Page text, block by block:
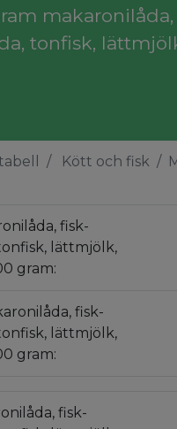
tonfisk,
Kött och fisk
fisk-
lättmjölk,
gram:
fisk-
lättmjölk,
gram:
fisk-